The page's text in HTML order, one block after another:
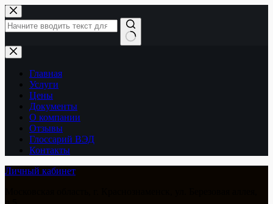
Перейти
к
сути
Ничего
не
найденоГлавная
Услуги
Цены
Документы
О компании
Отзывы
Глоссарий ВЭД
Контакты
Личный кабинет